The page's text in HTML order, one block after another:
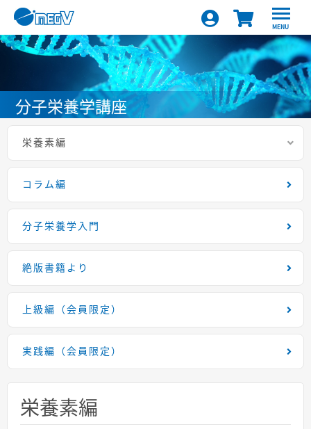
MENU
分子栄養学講座
栄養素編
コラム編
分子栄養学入門
絶版書籍より
上級編（会員限定）
実践編（会員限定）
栄養素編